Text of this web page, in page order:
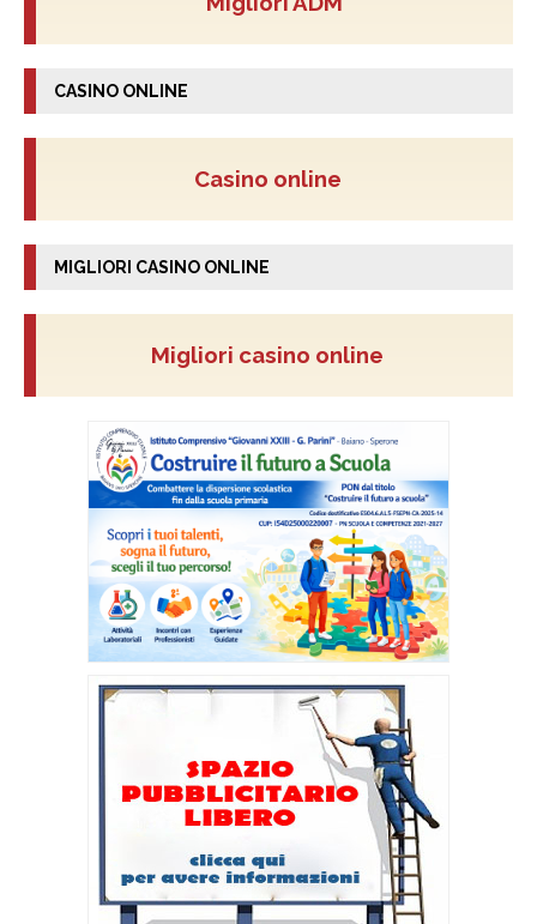
CASINO ONLINE
Casino online
MIGLIORI CASINO ONLINE
Migliori casino online